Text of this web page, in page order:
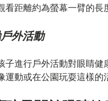
看距離約為螢幕一臂的長
外活動
子進行戶外活動對眼睛
運動或在公園玩耍這樣的